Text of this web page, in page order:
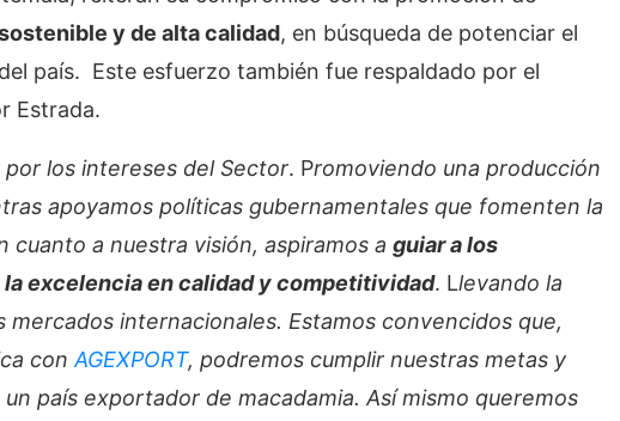
y de alta calidad, en búsqueda de potenciar el
país. Este esfuerzo también fue respaldado por el
Estrada.
por los intereses del Sector. Promoviendo una producción
apoyamos políticas gubernamentales que fomenten la
cuanto a nuestra visión, aspiramos a guiar a los
excelencia en calidad y competitividad. Llevando la
mercados internacionales. Estamos convencidos que,
con AGEXPORT, podremos cumplir nuestras metas y
país exportador de macadamia. Así mismo queremos